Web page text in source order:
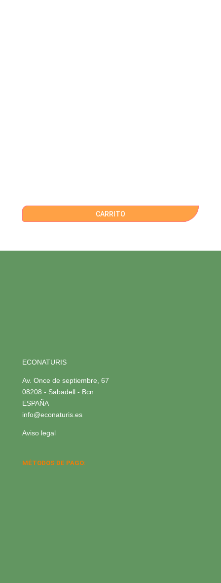
CARRITO
ECONATURIS
Av. Once de septiembre, 67
08208 - Sabadell - Bcn
ESPAÑA
info@econaturis.es
Aviso legal
MÉTODOS DE PAGO: